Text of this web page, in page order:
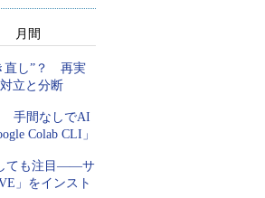
月間
直し”？ 再実
立と分断
手間なしでAI
Colab CLI」
ても注目――サ
」をインスト